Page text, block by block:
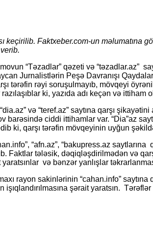
keçirilib. Faktxeber.com-un məlumatına
“Təzadlar” qəzeti və “təzadlar.az”
Jurnalistlərin Peşə Davranışı
tərəfin rəyi soruşulmayıb, mövqeyi
ki, yazıda adı keçən və
və “teref.az” saytına qarşı
barəsində ciddi ittihamlar var. “Dia”az
ki, qarşı tərəfin mövqeyinin uyğun
“afn.az”, “bakupress.az
Faktlar tələsik, dəqiqləşdirilmədən və
və bənzər yanlışlar
rayon sakinlərinin “cahan.info” saytına
şərait yaratsın. Tərəflər